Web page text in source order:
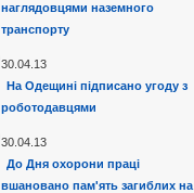
наглядовцями наземного
транспорту
30.04.13
На Одещині підписано угоду з
роботодавцями
30.04.13
До Дня охорони праці
вшановано пам'ять загиблих на